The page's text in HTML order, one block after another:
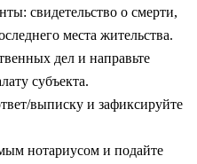
свидетельство о смерти,
места жительства.
дел и направьте
субъекта.
выписку и зафиксируйте
нотариусом и подайте